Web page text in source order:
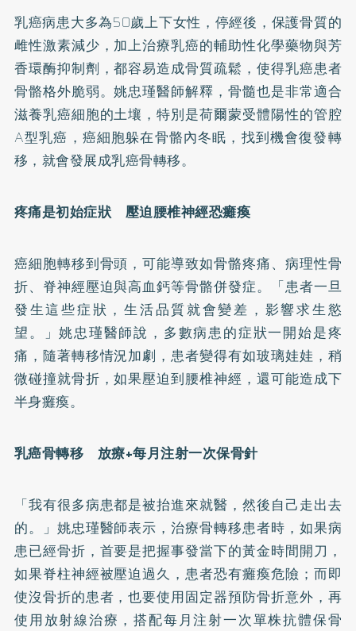
乳癌病患大多為50歲上下女性，停經後，保護骨質的
雌性激素減少，加上治療乳癌的輔助性化學藥物與芳
香環酶抑制劑，都容易造成骨質疏鬆，使得乳癌患者
骨骼格外脆弱。姚忠瑾醫師解釋，骨髓也是非常適合
滋養乳癌細胞的土壤，特別是荷爾蒙受體陽性的管腔
A型乳癌，癌細胞躲在骨骼內冬眠，找到機會復發轉
移，就會發展成乳癌骨轉移。
疼痛是初始症狀 壓迫腰椎神經恐癱瘓
癌細胞轉移到骨頭，可能導致如骨骼疼痛、病理性骨
折、脊神經壓迫與高血鈣等骨骼併發症。「患者一旦
發生這些症狀，生活品質就會變差，影響求生慾
望。」姚忠瑾醫師說，多數病患的症狀一開始是疼
痛，隨著轉移情況加劇，患者變得有如玻璃娃娃，稍
微碰撞就骨折，如果壓迫到腰椎神經，還可能造成下
半身癱瘓。
乳癌骨轉移 放療+每月注射一次保骨針
「我有很多病患都是被抬進來就醫，然後自己走出去
的。」姚忠瑾醫師表示，治療骨轉移患者時，如果病
患已經骨折，首要是把握事發當下的黃金時間開刀，
如果脊柱神經被壓迫過久，患者恐有癱瘓危險；而即
使沒骨折的患者，也要使用固定器預防骨折意外，再
使用放射線治療，搭配每月注射一次單株抗體保骨